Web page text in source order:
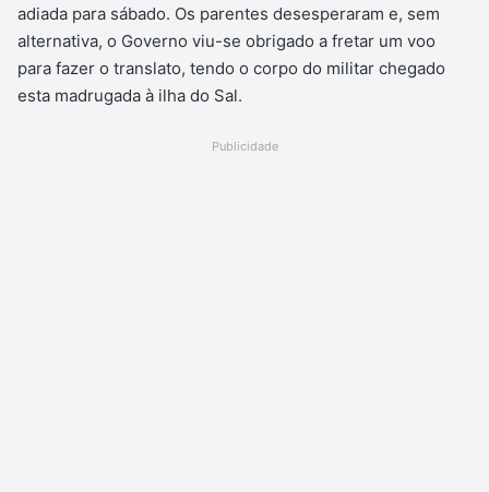
adiada para sábado. Os parentes desesperaram e, sem
alternativa, o Governo viu-se obrigado a fretar um voo
para fazer o translato, tendo o corpo do militar chegado
esta madrugada à ilha do Sal.
Publicidade